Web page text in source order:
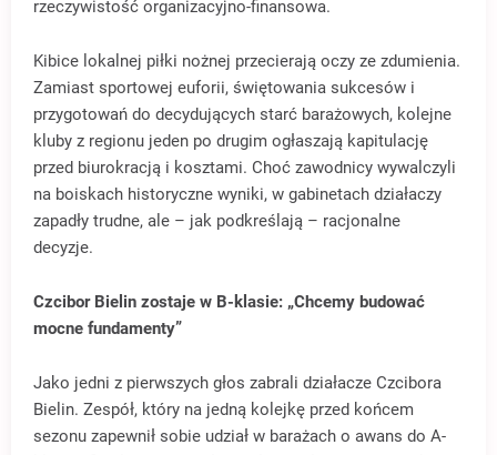
rzeczywistość organizacyjno-finansowa.
Kibice lokalnej piłki nożnej przecierają oczy ze zdumienia.
Zamiast sportowej euforii, świętowania sukcesów i
przygotowań do decydujących starć barażowych, kolejne
kluby z regionu jeden po drugim ogłaszają kapitulację
przed biurokracją i kosztami. Choć zawodnicy wywalczyli
na boiskach historyczne wyniki, w gabinetach działaczy
zapadły trudne, ale – jak podkreślają – racjonalne
decyzje.
Czcibor Bielin zostaje w B-klasie: „Chcemy budować
mocne fundamenty”
Jako jedni z pierwszych głos zabrali działacze Czcibora
Bielin. Zespół, który na jedną kolejkę przed końcem
sezonu zapewnił sobie udział w barażach o awans do A-